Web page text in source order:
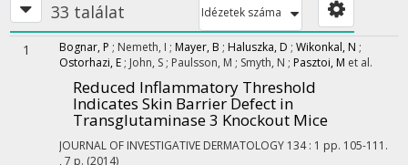
33 találat Idézetek száma
1 Bognar, P ; Nemeth, I ; Mayer, B ; Haluszka, D ; Wikonkal, N ;
Ostorhazi, E ; John, S ; Paulsson, M ; Smyth, N ; Pasztoi, M et al.
Reduced Inflammatory Threshold
Indicates Skin Barrier Defect in
Transglutaminase 3 Knockout Mice
JOURNAL OF INVESTIGATIVE DERMATOLOGY 134: 1 pp. 105-111.
, 7 p. (2014)